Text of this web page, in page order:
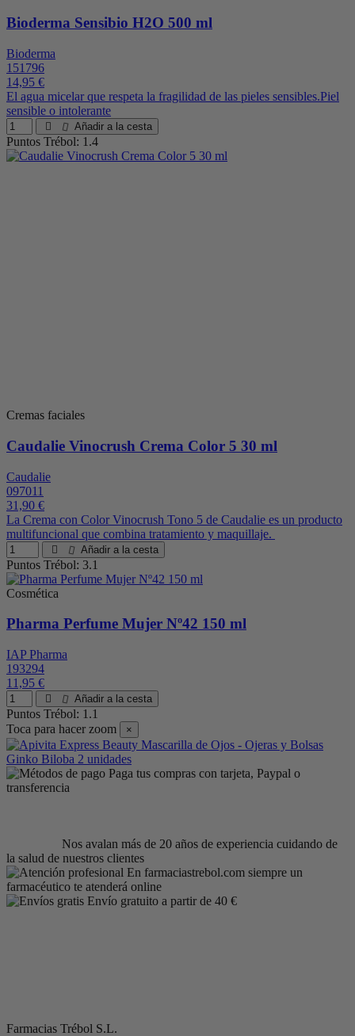
Bioderma Sensibio H2O 500 ml
Bioderma
151796
14,95 €
El agua micelar que respeta la fragilidad de las pieles sensibles.Piel
sensible o intolerante
Añadir a la cesta
Puntos Trébol: 1.4
Cremas faciales
Caudalie Vinocrush Crema Color 5 30 ml
Caudalie
097011
31,90 €
La Crema con Color Vinocrush Tono 5 de Caudalie es un producto
multifuncional que combina tratamiento y maquillaje.
Añadir a la cesta
Puntos Trébol: 3.1
Cosmética
Pharma Perfume Mujer Nº42 150 ml
IAP Pharma
193294
11,95 €
Añadir a la cesta
Puntos Trébol: 1.1
Toca para hacer zoom
×
Paga tus compras con tarjeta, Paypal o
transferencia
Nos avalan más de 20 años de experiencia cuidando de
la salud de nuestros clientes
En farmaciastrebol.com siempre un
farmacéutico te atenderá online
Envío gratuito a partir de 40 €
Farmacias Trébol S.L.